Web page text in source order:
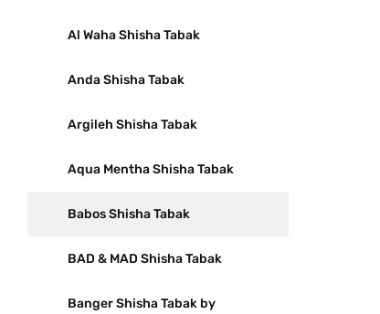
Al Waha Shisha Tabak
Anda Shisha Tabak
Argileh Shisha Tabak
Aqua Mentha Shisha Tabak
Babos Shisha Tabak
BAD & MAD Shisha Tabak
Banger Shisha Tabak by